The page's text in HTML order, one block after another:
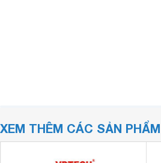
XEM THÊM CÁC SẢN